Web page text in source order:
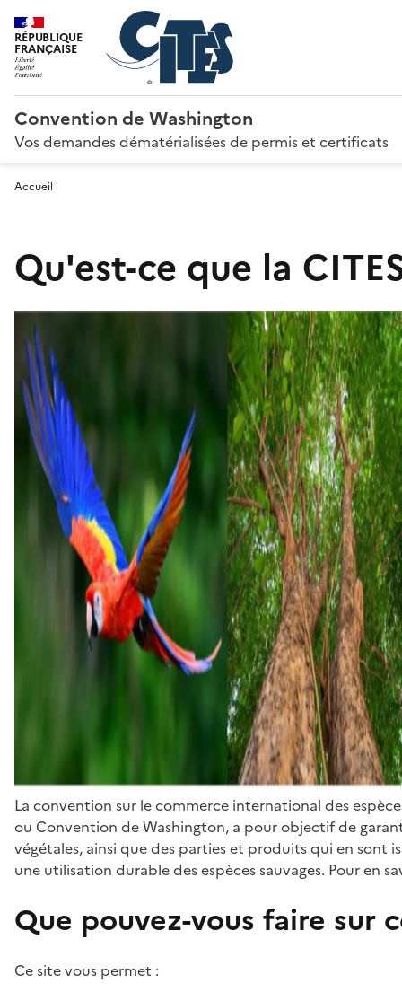
RÉPUBLIQUE
FRANÇAISE
Convention de Washington
Vos demandes dématérialisées de permis et certificats
Accueil
Qu'est-ce que la
La convention sur le commerce international des
ou Convention de Washington, a pour objectif de
végétales, ainsi que des parties et produits qui en sont
une utilisation durable des espèces sauvages. Pour en
Que pouvez-vous faire sur
Ce site vous permet :